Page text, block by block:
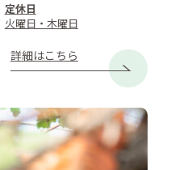
定休日
火曜日・木曜日
詳細はこちら